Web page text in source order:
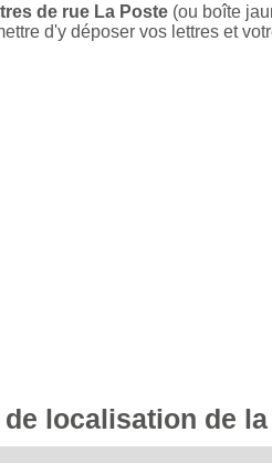
de rue La Poste (ou boîte
d'y déposer vos lettres et
de localisation de